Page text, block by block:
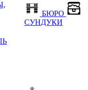
БЮРО
СУНДУКИ